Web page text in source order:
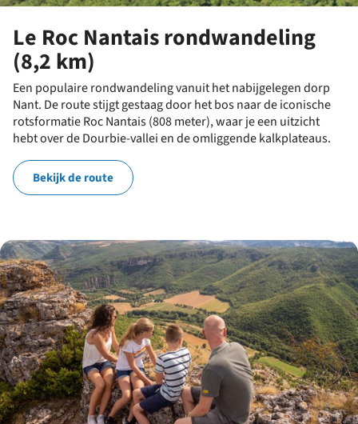
Le Roc Nantais rondwandeling
(8,2 km)
Een populaire rondwandeling vanuit het nabijgelegen dorp
Nant. De route stijgt gestaag door het bos naar de iconische
rotsformatie Roc Nantais (808 meter), waar je een uitzicht
hebt over de Dourbie-vallei en de omliggende kalkplateaus.
Bekijk de route